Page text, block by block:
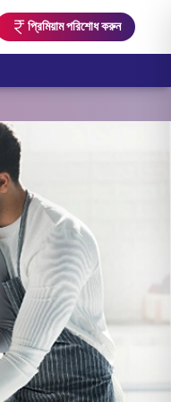
প্রিমিয়াম পরিশোধ করুন